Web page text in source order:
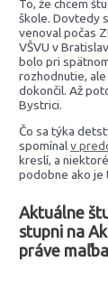
To, že chcem
škole. Dovtedy
venoval počas
VŠVU v
bolo pri
rozhodnutie, ale
dokončil. Až
Bystrici.
Čo sa týka
spomínalv
kreslí, a
podobne ako je
Aktuálne
stupni na
práve